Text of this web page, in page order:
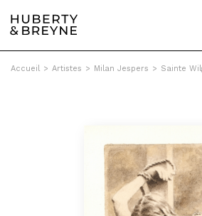
Accueil > Artistes > Milan Jespers > Sainte